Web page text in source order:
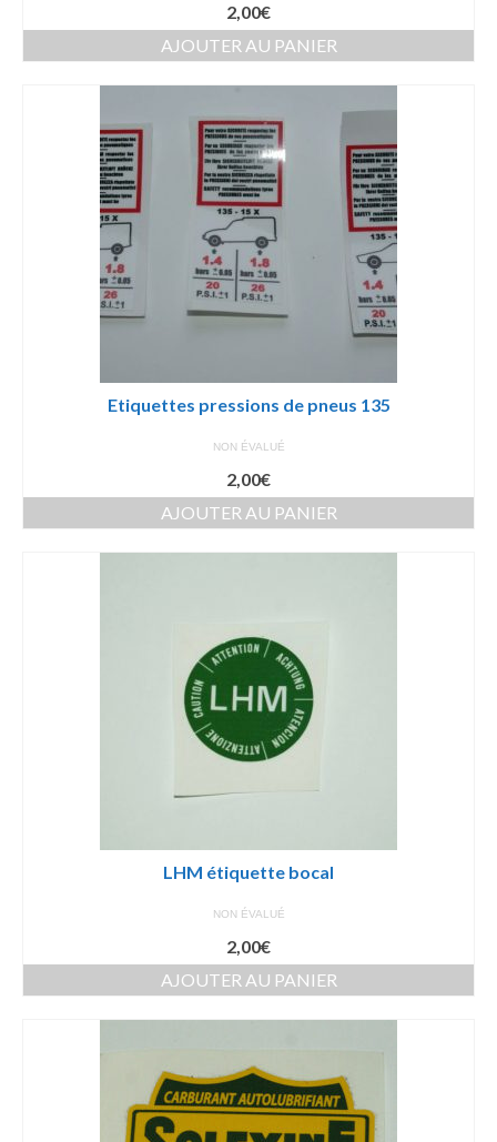
2,00€
AJOUTER AU PANIER
Etiquettes pressions de pneus 135
NON ÉVALUÉ
2,00€
AJOUTER AU PANIER
LHM étiquette bocal
NON ÉVALUÉ
2,00€
AJOUTER AU PANIER